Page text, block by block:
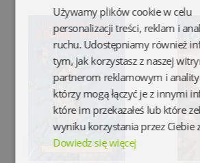
Używamy plików cookie w celu
personalizacji treści, reklam i
ruchu. Udostępniamy również
tym, jak korzystasz z naszej
partnerom reklamowym i
którzy mogą łączyć je z innymi
które im przekazałeś lub które
wyniku korzystania przez Ciebie
Dowiedz się więcej